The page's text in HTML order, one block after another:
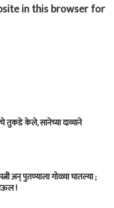
in this browser for
तुकडे केले, सानेच्या दाव्याने
अन् पुतण्याला गोळ्या घातल्या ;
!